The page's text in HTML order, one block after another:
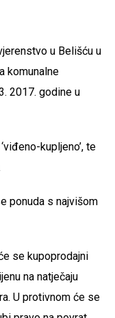
u Belišću u
komunalne
2017. godine u
kupljeno’, te
ponuda s najvišom
se kupoprodajni
na natječaju
U protivnom će se